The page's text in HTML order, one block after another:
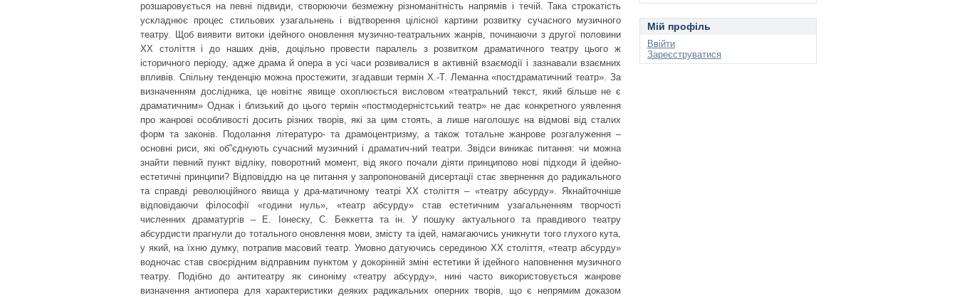
розшаровується на певні підвиди, створюючи безмежну різноманітність напрямів і течій. Така строкатість
ускладнює процес стильових узагальнень і відтворення цілісної картини розвитку сучасного музичного
театру. Щоб виявити витоки ідейного оновлення музично-театральних жанрів, починаючи з другої половини
ХХ століття і до наших днів, доцільно провести паралель з розвитком драматичного театру цього ж
історичного періоду, адже драма й опера в усі часи розвивалися в активній взаємодії і зазнавали взаємних
впливів. Спільну тенденцію можна простежити, згадавши термін Х.-Т. Леманна «постдраматичний театр». За
визначенням дослідника, це новітнє явище охоплюється висловом «театральний текст, який більше не є
драматичним» Однак і близький до цього термін «постмодерністський театр» не дає конкретного уявлення
про жанрові особливості досить різних творів, які за цим стоять, а лише наголошує на відмові від сталих
форм та законів. Подолання літературо- та драмоцентризму, а також тотальне жанрове розгалуження –
основні риси, які об‟єднують сучасний музичний і драматич-ний театри. Звідси виникає питання: чи можна
знайти певний пункт відліку, поворотний момент, від якого почали діяти принципово нові підходи й ідейно-
естетичні принципи? Відповіддю на це питання у запропонованій дисертації стає звернення до радикального
та справді революційного явища у дра-матичному театрі ХХ століття – «театру абсурду». Якнайточніше
відповідаючи філософії «години нуль», «театр абсурду» став естетичним узагальненням творчості
численних драматургів – Е. Іонеску, С. Беккетта та ін. У пошуку актуального та правдивого театру
абсурдисти прагнули до тотального оновлення мови, змісту та ідей, намагаючись уникнути того глухого кута,
у який, на їхню думку, потрапив масовий театр. Умовно датуючись серединою ХХ століття, «театр абсурду»
водночас став своєрідним відправним пунктом у докорінній зміні естетики й ідейного наповнення музичного
театру. Подібно до антитеатру як синоніму «театру абсурду», нині часто використовується жанрове
визначення антиопера для характеристики деяких радикальних оперних творів, що є непрямим доказом
Мій профіль
Ввійти
Зареєструватися